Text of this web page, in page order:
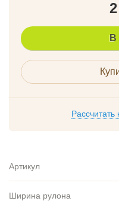
В
Рассчитать
Артикул
Ширина рулона